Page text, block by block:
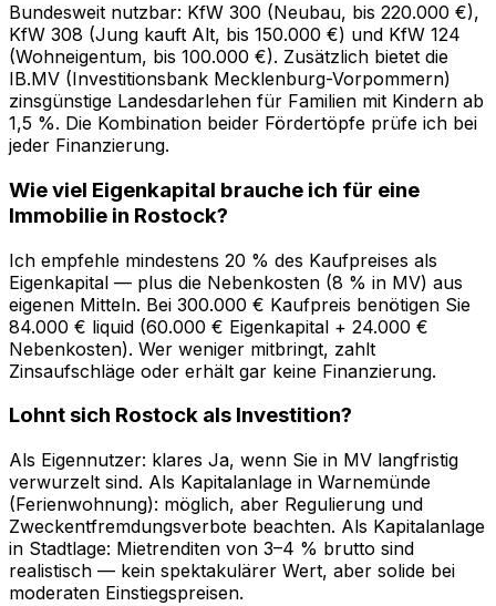
Bundesweit nutzbar: KfW 300 (Neubau, bis 220.000 €),
KfW 308 (Jung kauft Alt, bis 150.000 €) und KfW 124
(Wohneigentum, bis 100.000 €). Zusätzlich bietet die
IB.MV (Investitionsbank Mecklenburg-Vorpommern)
zinsgünstige Landesdarlehen für Familien mit Kindern ab
1,5 %. Die Kombination beider Fördertöpfe prüfe ich bei
jeder Finanzierung.
Wie viel Eigenkapital brauche ich für eine
Immobilie in Rostock?
Ich empfehle mindestens 20 % des Kaufpreises als
Eigenkapital — plus die Nebenkosten (8 % in MV) aus
eigenen Mitteln. Bei 300.000 € Kaufpreis benötigen Sie
84.000 € liquid (60.000 € Eigenkapital + 24.000 €
Nebenkosten). Wer weniger mitbringt, zahlt
Zinsaufschläge oder erhält gar keine Finanzierung.
Lohnt sich Rostock als Investition?
Als Eigennutzer: klares Ja, wenn Sie in MV langfristig
verwurzelt sind. Als Kapitalanlage in Warnemünde
(Ferienwohnung): möglich, aber Regulierung und
Zweckentfremdungsverbote beachten. Als Kapitalanlage
in Stadtlage: Mietrenditen von 3–4 % brutto sind
realistisch — kein spektakulärer Wert, aber solide bei
moderaten Einstiegspreisen.